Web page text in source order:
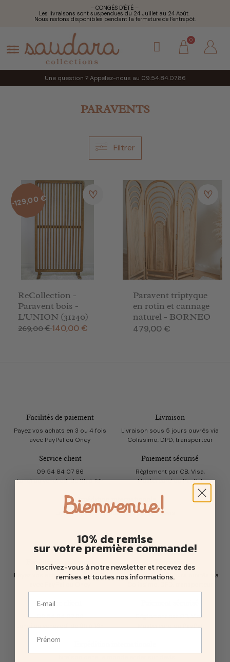
– CONGÉS D’ÉTÉ –
Les livraisons sont suspendues du 24 Juillet au 24 Août.
Nous restons disponibles pendant la fermeture de l’entrepôt.
Une question ? Appelez-nous au 09.54.84.07.86
PARAVENTS
Filtrer
ReCollection -
Paravent bois -
L'UNION (31240)
Prix de base
269,00 €Prix
140,00 €
-129,00 €
Paravent triptyque
en rotin et cannage
naturel - BORNEO
Prix
479,00 €
Facilités de paiement
Payez vos achats en 3 ou 4 fois
avec PayPal ou Oney
Livraison
Livraison sous 5 jours ouvrés via
Colissimo, DPD, transporteur
Service client
09 54 84 07 86
Lundi au vendredi de 9h à 18h
Paiement sécurisé
Règlement par CB, Visa,
Mastercard ou PayPal
Expédition internationale
Livraison dans le monde entier sur devis
Payez vos achats en 3 ou 4 fois
Livraison sous 5 jours ouvrés via
Service client
09 54 84 07 86
Règlement par CB, Visa,
Bienvenue!
10% de remise
sur votre première commande!
Inscrivez-vous à notre newsletter et recevez des
remises et toutes nos informations.